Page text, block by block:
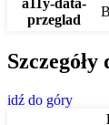
a11y-data-
przeglad
idź do góry